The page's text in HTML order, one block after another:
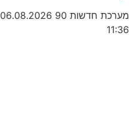
מערכת חדשות 90
06.08.2026
11:36